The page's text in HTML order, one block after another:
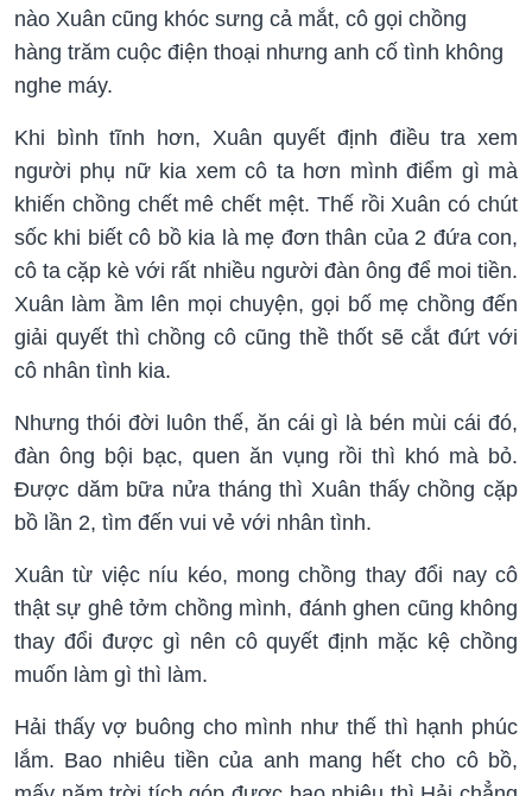
nào Xuân cũng khóc sưng cả mắt, cô gọi chồng
hàng trăm cuộc điện thoại nhưng anh cố tình không
nghe máy.
Khi bình tĩnh hơn, Xuân quyết định điều tra xem
người phụ nữ kia xem cô ta hơn mình điểm gì mà
khiến chồng chết mê chết mệt. Thế rồi Xuân có chút
sốc khi biết cô bồ kia là mẹ đơn thân của 2 đứa con,
cô ta cặp kè với rất nhiều người đàn ông để moi tiền.
Xuân làm ầm lên mọi chuyện, gọi bố mẹ chồng đến
giải quyết thì chồng cô cũng thề thốt sẽ cắt đứt với
cô nhân tình kia.
Nhưng thói đời luôn thế, ăn cái gì là bén mùi cái đó,
đàn ông bội bạc, quen ăn vụng rồi thì khó mà bỏ.
Được dăm bữa nửa tháng thì Xuân thấy chồng cặp
bồ lần 2, tìm đến vui vẻ với nhân tình.
Xuân từ việc níu kéo, mong chồng thay đổi nay cô
thật sự ghê tởm chồng mình, đánh ghen cũng không
thay đổi được gì nên cô quyết định mặc kệ chồng
muốn làm gì thì làm.
Hải thấy vợ buông cho mình như thế thì hạnh phúc
lắm. Bao nhiêu tiền của anh mang hết cho cô bồ,